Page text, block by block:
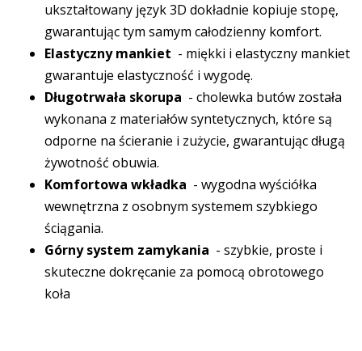
ukształtowany język 3D dokładnie kopiuje stopę,
gwarantując tym samym całodzienny komfort.
Elastyczny mankiet - miękki i elastyczny mankiet
gwarantuje elastyczność i wygodę.
Długotrwała skorupa - cholewka butów została
wykonana z materiałów syntetycznych, które są
odporne na ścieranie i zużycie, gwarantując długą
żywotność obuwia.
Komfortowa wkładka - wygodna wyściółka
wewnętrzna z osobnym systemem szybkiego
ściągania.
Górny system zamykania - szybkie, proste i
skuteczne dokręcanie za pomocą obrotowego
koła